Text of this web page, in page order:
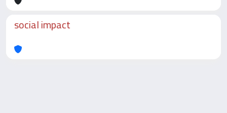
social impact